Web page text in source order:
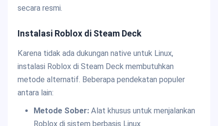
secara resmi.
Instalasi Roblox di Steam Deck
Karena tidak ada dukungan native untuk Linux,
instalasi Roblox di Steam Deck membutuhkan
metode alternatif. Beberapa pendekatan populer
antara lain:
Metode Sober:Alat khusus untuk menjalankan
Roblox di sistem berbasis Linux